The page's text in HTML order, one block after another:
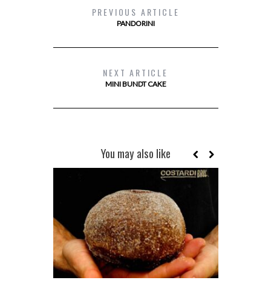
PREVIOUS ARTICLE
PANDORINI
NEXT ARTICLE
MINI BUNDT CAKE
You may also like